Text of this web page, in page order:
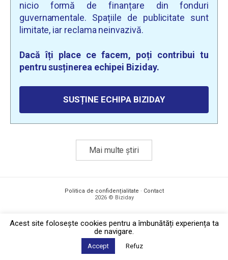
nicio formă de finanțare din fonduri
guvernamentale. Spațiile de publicitate sunt
limitate, iar reclama neinvazivă.
Dacă îți place ce facem, poți contribui tu
pentru susținerea echipei Biziday.
SUSȚINE ECHIPA BIZIDAY
Mai multe știri
Politica de confidențialitate · Contact
2026 © Biziday
Acest site foloseşte cookies pentru a îmbunătăți experiența ta
de navigare.
Accept Refuz